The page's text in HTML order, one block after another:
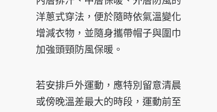
洋蔥式穿法，便於隨時依氣溫變化
增減衣物，並隨身攜帶帽子與圍巾
加強頭頸防風保暖。
若安排戶外運動，應特別留意清晨
或傍晚溫差最大的時段，運動前至